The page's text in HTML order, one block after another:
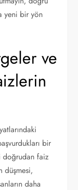
yeni bir yön
ve
bir
doğrudan faiz
düşmesi,
daha